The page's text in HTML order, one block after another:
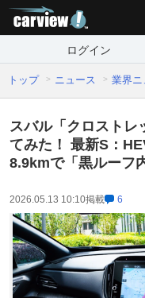
ログイン
トップ ニュース 業界ニ
スバル「クロストレ
てみた！ 最新S：
8.9kmで「黒ルーフ
2026.05.13 10:10掲載 6